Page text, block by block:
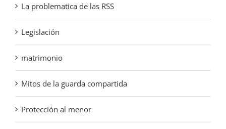
La problematica de las RSS
Legislación
matrimonio
Mitos de la guarda compartida
Protección al menor